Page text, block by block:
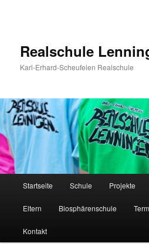
Realschule
Karl-Erhard-Scheufelen Realschule
Startseite Schule Projekte
Eltern Biosphärenschule
Kontakt